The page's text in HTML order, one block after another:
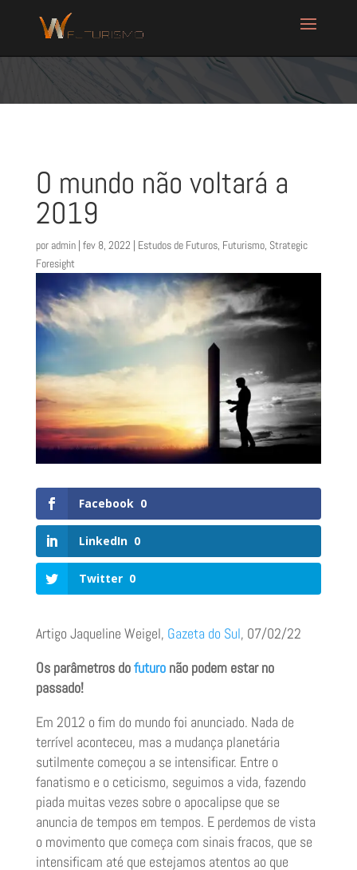
O mundo não voltará a
2019
por admin| fev 8, 2022 | Estudos de Futuros, Futurismo, Strategic
Foresight
Facebook 0
LinkedIn 0
Twitter 0
Artigo Jaqueline Weigel, Gazeta do Sul, 07/02/22
Os parâmetros dofuturonão podem estar no
passado!
Em 2012 o fim do mundo foi anunciado. Nada de
terrível aconteceu, mas a mudança planetária
sutilmente começou a se intensificar. Entre o
fanatismo e o ceticismo, seguimos a vida, fazendo
piada muitas vezes sobre o apocalipse que se
anuncia de tempos em tempos. E perdemos de vista
o movimento que começa com sinais fracos, que se
intensificam até que estejamos atentos ao que